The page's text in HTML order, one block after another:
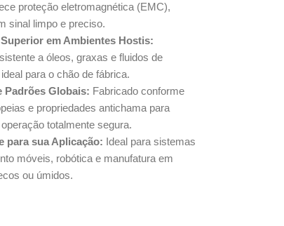
proteção eletromagnética (EMC),
sinal limpo e preciso.
em Ambientes Hostis:
a óleos, graxas e fluidos de
para o chão de fábrica.
Padrões Globais: Fabricado conforme
e propriedades antichama para
totalmente segura.
para sua Aplicação: Ideal para sistemas
móveis, robótica e manufatura em
ou úmidos.